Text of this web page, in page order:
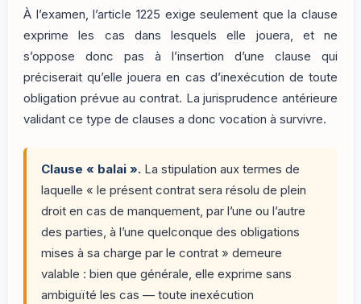
À l’examen, l’article 1225 exige seulement que la clause
exprime les cas dans lesquels elle jouera, et ne
s’oppose donc pas à l’insertion d’une clause qui
préciserait qu’elle jouera en cas d’inexécution de toute
obligation prévue au contrat. La jurisprudence antérieure
validant ce type de clauses a donc vocation à survivre.
Clause « balai ». La stipulation aux termes de
laquelle « le présent contrat sera résolu de plein
droit en cas de manquement, par l’une ou l’autre
des parties, à l’une quelconque des obligations
mises à sa charge par le contrat » demeure
valable : bien que générale, elle exprime sans
ambiguïté les cas — toute inexécution